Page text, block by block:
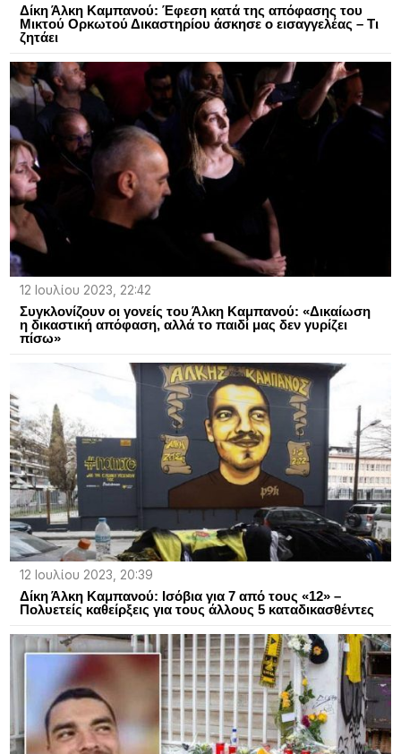
Δίκη Άλκη Καμπανού: Έφεση κατά της απόφασης του
Μικτού Ορκωτού Δικαστηρίου άσκησε ο εισαγγελέας – Τι
ζητάει
12 Ιουλίου 2023, 22:42
Συγκλονίζουν οι γονείς του Άλκη Καμπανού: «Δικαίωση
η δικαστική απόφαση, αλλά το παιδί μας δεν γυρίζει
πίσω»
12 Ιουλίου 2023, 20:39
Δίκη Άλκη Καμπανού: Ισόβια για 7 από τους «12» –
Πολυετείς καθείρξεις για τους άλλους 5 καταδικασθέντες